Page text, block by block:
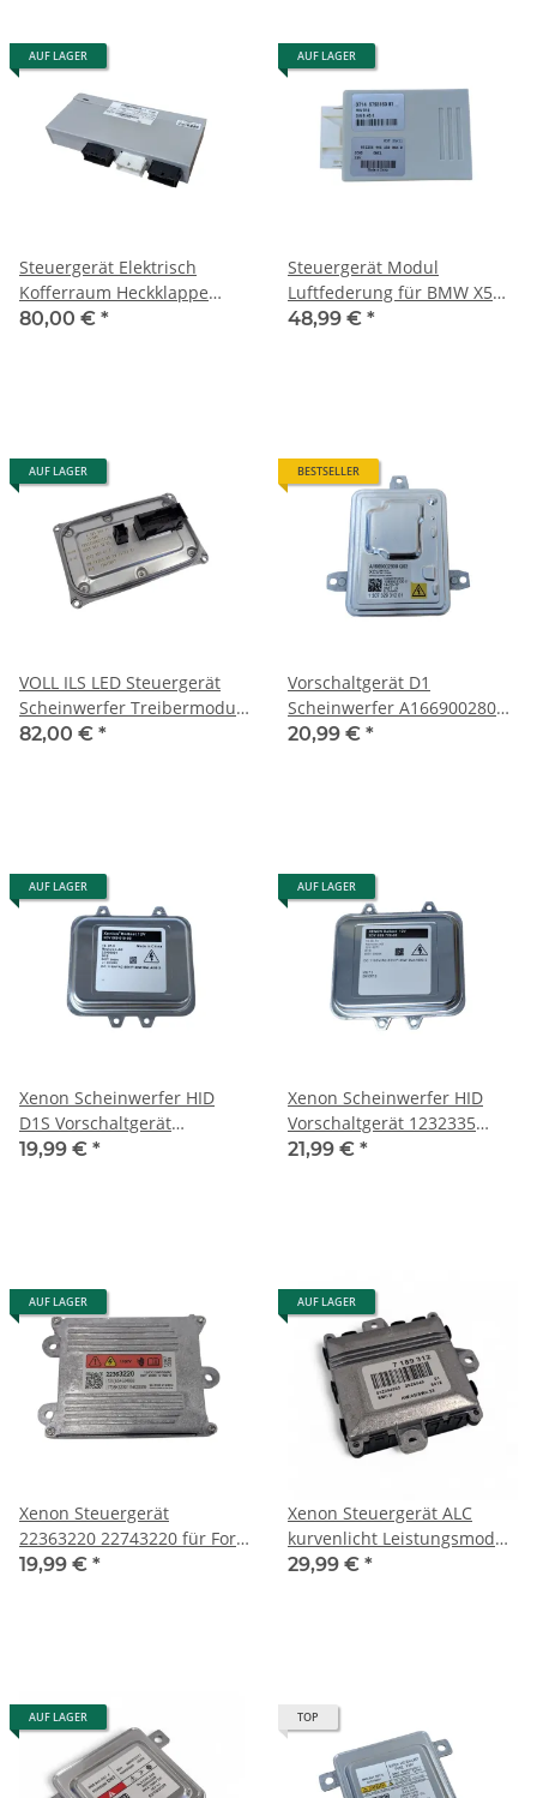
AUF LAGER
Steuergerät Elektrisch
Kofferraum Heckklappe
61357394649 7394649 für
80,00 € *
AUF LAGER
Steuergerät Modul
Luftfederung für BMW X5
E70 ECU 3714 6793163
48,99 € *
AUF LAGER
VOLL ILS LED Steuergerät
Scheinwerfer Treibermodul
Tagfahrlicht A2059005110
82,00 € *
BESTSELLER
Vorschaltgerät D1
Scheinwerfer A1669002800
130732931201 63127296090
20,99 € *
AUF LAGER
Xenon Scheinwerfer HID
D1S Vorschaltgerät
5DV009610-00 für BMW
19,99 € *
AUF LAGER
Xenon Scheinwerfer HID
Vorschaltgerät 1232335
5DV009720-00 für Opel
21,99 € *
AUF LAGER
Xenon Steuergerät
22363220 22743220 für Ford
Focus MK2 Opel Corsa C D
19,99 € *
AUF LAGER
Xenon Steuergerät ALC
kurvenlicht Leistungsmodul
7189312 für BMW SMC II
29,99 € *
AUF LAGER TOP